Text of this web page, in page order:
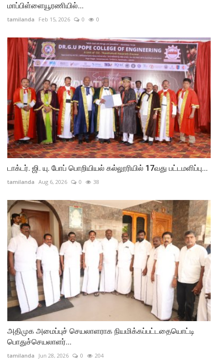
மாப்பிள்ளையூரணியில்...
tamilanda Feb 15, 2026 0 0
டாக்டர். ஜி. யு. போப் பொறியியல் கல்லூரியில் 17வது பட்டமளிப்பு...
tamilanda Aug 6, 2026 0 38
அதிமுக அமைப்புச் செயலாளராக நியமிக்கப்பட்டதையொட்டி
பொதுச்செயலாளர்...
tamilanda Jun 28, 2026 0 204